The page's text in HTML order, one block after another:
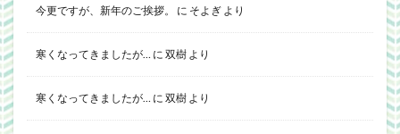
今更ですが、新年のご挨拶。 に そよぎ より
寒くなってきましたが… に 双樹 より
寒くなってきましたが… に 双樹 より